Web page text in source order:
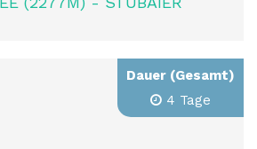
Dauer (Gesamt)
4 Tage